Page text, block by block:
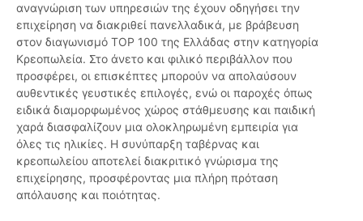
αναγνώριση των υπηρεσιών της έχουν οδηγήσει την
επιχείρηση να διακριθεί πανελλαδικά, με βράβευση
στον διαγωνισμό TOP 100 της Ελλάδας στην κατηγορία
Κρεοπωλεία. Στο άνετο και φιλικό περιβάλλον που
προσφέρει, οι επισκέπτες μπορούν να απολαύσουν
αυθεντικές γευστικές επιλογές, ενώ οι παροχές όπως
ειδικά διαμορφωμένος χώρος στάθμευσης και παιδική
χαρά διασφαλίζουν μια ολοκληρωμένη εμπειρία για
όλες τις ηλικίες. Η συνύπαρξη ταβέρνας και
κρεοπωλείου αποτελεί διακριτικό γνώρισμα της
επιχείρησης, προσφέροντας μια πλήρη πρόταση
απόλαυσης και ποιότητας.